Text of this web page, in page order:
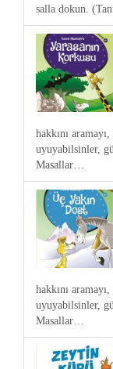
salla dokun.
hakkını
uyuyabilsinler,
Masallar…
hakkını
uyuyabilsinler,
Masallar…